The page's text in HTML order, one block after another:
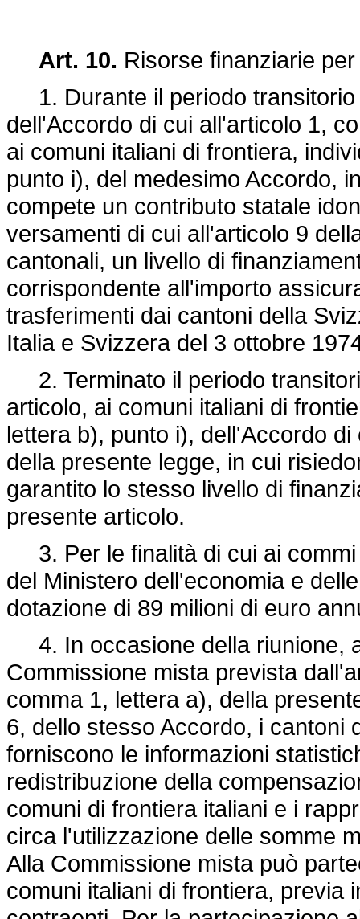
Art. 10. Risorse finanziarie
1. Durante il periodo transitorio
dell'Accordo di cui all'articolo 1,
ai comuni italiani di frontiera,
punto i), del medesimo Accordo,
compete un contributo statale
versamenti di cui all'articolo 9
cantonali, un livello di
corrispondente all'importo
trasferimenti dai cantoni della
Italia e Svizzera del 3 ottobre
2. Terminato il periodo
articolo, ai comuni italiani di
lettera b), punto i), dell'Accordo
della presente legge, in cui
garantito lo stesso livello di
presente articolo.
3. Per le finalità di cui ai commi
del Ministero dell'economia e
dotazione di 89 milioni di euro
4. In occasione della riunione,
Commissione mista prevista
comma 1, lettera a), della
6, dello stesso Accordo, i cantoni
forniscono le informazioni
redistribuzione della
comuni di frontiera italiani e i
circa l'utilizzazione delle somme
Alla Commissione mista può
comuni italiani di frontiera, previa